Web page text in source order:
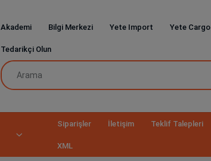
Akademi Bilgi Merkezi Yete Import Yete Cargo
Tedarikçi Olun
Siparişler İletişim Teklif Talepleri
XML